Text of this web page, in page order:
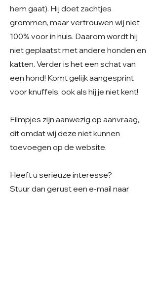
hem gaat). Hij doet zachtjes
grommen, maar vertrouwen wij niet
100% voor in huis. Daarom wordt hij
niet geplaatst met andere honden en
katten. Verder is het een schat van
een hond! Komt gelijk aangesprint
voor knuffels, ook als hij je niet kent!
Filmpjes zijn aanwezig op aanvraag,
dit omdat wij deze niet kunnen
toevoegen op de website.
Heeft u serieuze interesse?
Stuur dan gerust een e-mail naar